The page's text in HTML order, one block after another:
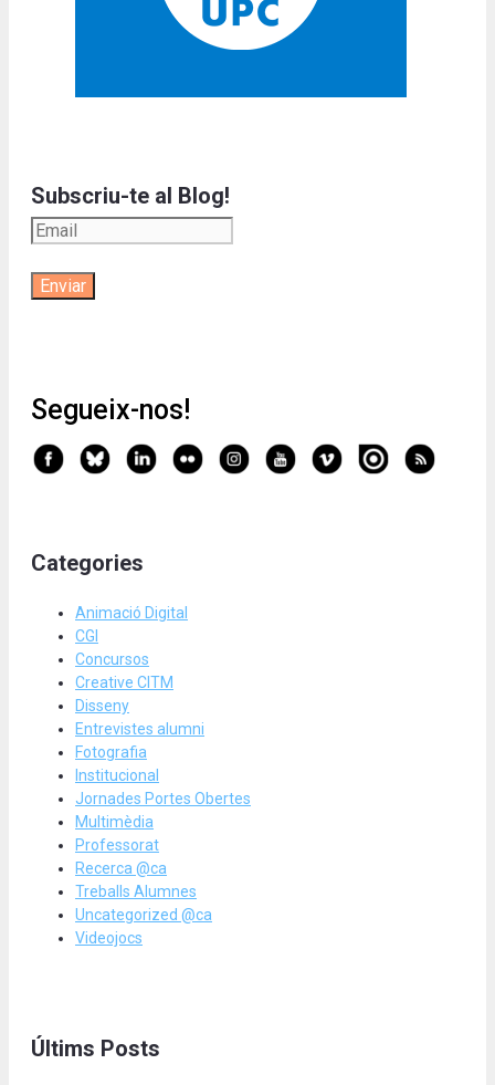
Subscriu-te al Blog!
Segueix-nos!
Categories
Animació Digital
CGI
Concursos
Creative CITM
Disseny
Entrevistes alumni
Fotografia
Institucional
Jornades Portes Obertes
Multimèdia
Professorat
Recerca @ca
Treballs Alumnes
Uncategorized @ca
Videojocs
Últims Posts